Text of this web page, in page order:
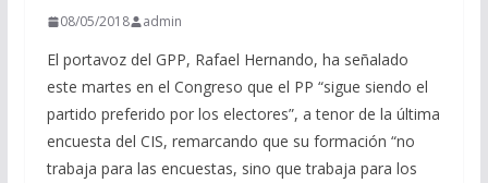
08/05/2018 admin
El portavoz del GPP, Rafael Hernando, ha señalado
este martes en el Congreso que el PP “sigue siendo el
partido preferido por los electores”, a tenor de la última
encuesta del CIS, remarcando que su formación “no
trabaja para las encuestas, sino que trabaja para los